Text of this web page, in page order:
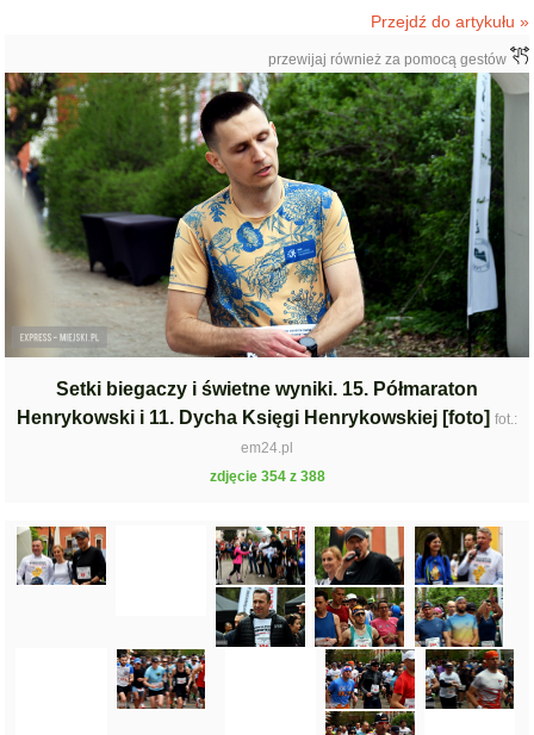
Przejdź do artykułu »
przewijaj również za pomocą gestów
Setki biegaczy i świetne wyniki. 15. Półmaraton
Henrykowski i 11. Dycha Księgi Henrykowskiej [foto] fot.:
em24.pl
zdjęcie 354 z 388